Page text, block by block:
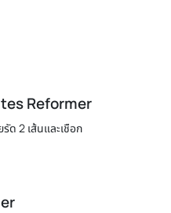
Reformer
ด 2 เส้นและเชือก